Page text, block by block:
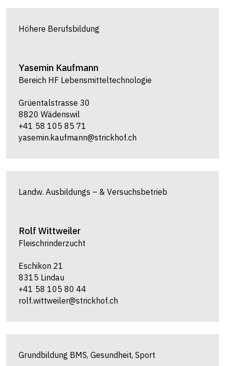
Höhere Berufsbildung
Yasemin Kaufmann
Bereich HF Lebensmitteltechnologie
Grüentalstrasse 30
8820 Wädenswil
+41 58 105 85 71
yasemin.kaufmann@strickhof.ch
Landw. Ausbildungs – & Versuchsbetrieb
Rolf Wittweiler
Fleischrinderzucht
Eschikon 21
8315 Lindau
+41 58 105 80 44
rolf.wittweiler@strickhof.ch
Grundbildung BMS, Gesundheit, Sport